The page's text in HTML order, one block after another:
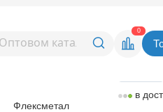
0
Флексметал
Цена
в